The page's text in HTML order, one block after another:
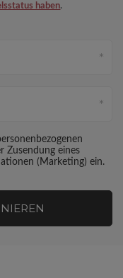
haben.
Zusendung eines
(Marketing) ein.